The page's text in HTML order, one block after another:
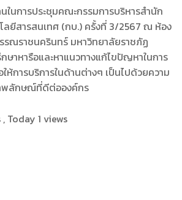
ในการประชุมคณะกรรมการบริหารสำนัก
ลยีสารสนเทศ (กบ.) ครั้งที่ 3/2567 ณ ห้อง
รณราชนครินทร์ มหาวิทยาลัยราชภัฏ
ษาหารือและหาแนวทางแก้ไขปัญหาในการ
ห้การบริการในด้านต่างๆ เป็นไปด้วยความ
พลักษณ์ที่ดีต่อองค์กร
, Today 1 views